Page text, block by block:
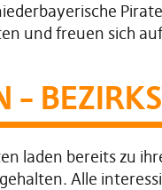
und freuen sich
–
laden bereits zu
Alle